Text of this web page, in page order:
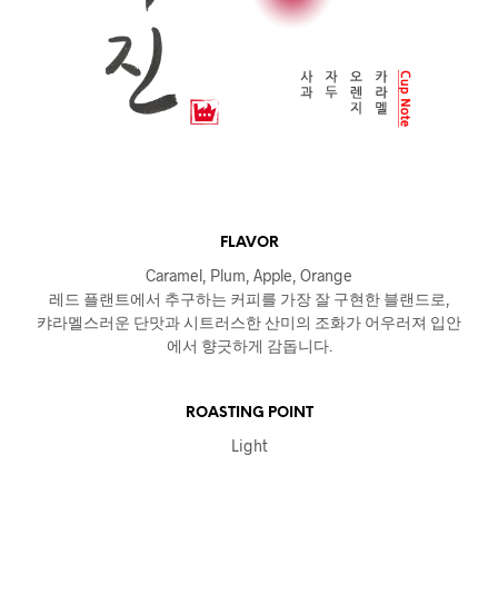
FLAVOR
Caramel, Plum, Apple, Orange
레드 플랜트에서 추구하는 커피를 가장 잘 구현한 블랜드로,
캬라멜스러운 단맛과 시트러스한 산미의 조화가 어우러져 입안
에서 향긋하게 감돕니다.
ROASTING POINT
Light